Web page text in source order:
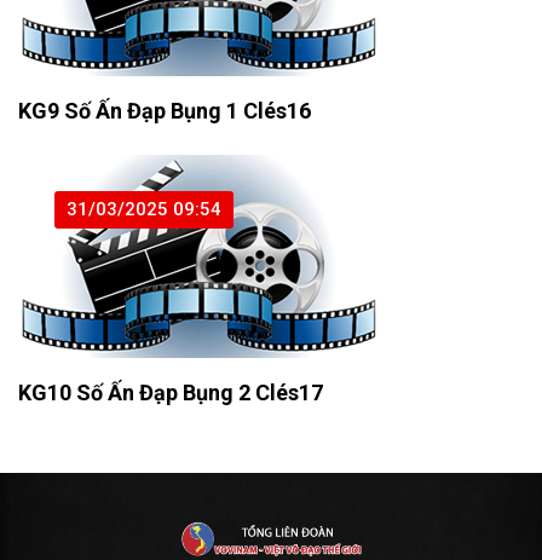
KG9 Số Ấn Đạp Bụng 1 Clés16
31/03/2025 09:54
KG10 Số Ấn Đạp Bụng 2 Clés17